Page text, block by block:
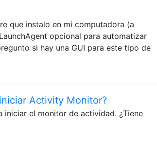
que instalo en mi computadora (a
opcional para automatizar
si hay una GUI para este tipo de
Activity Monitor?
iniciar el monitor de actividad. ¿Tiene